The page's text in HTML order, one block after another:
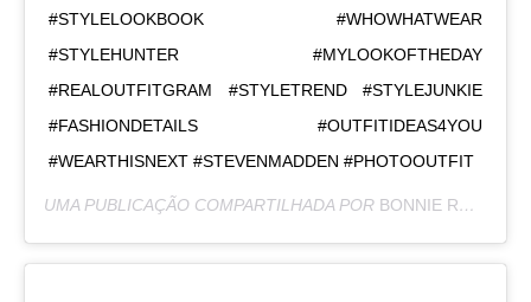
#STYLELOOKBOOK #WHOWHATWEAR
#STYLEHUNTER #MYLOOKOFTHEDAY
#REALOUTFITGRAM #STYLETREND #STYLEJUNKIE
#FASHIONDETAILS #OUTFITIDEAS4YOU
#WEARTHISNEXT #STEVENMADDEN #PHOTOOUTFIT
UMA PUBLICAÇÃO COMPARTILHADA POR BONNIE RODRÍGUEZ KRZYWICKI